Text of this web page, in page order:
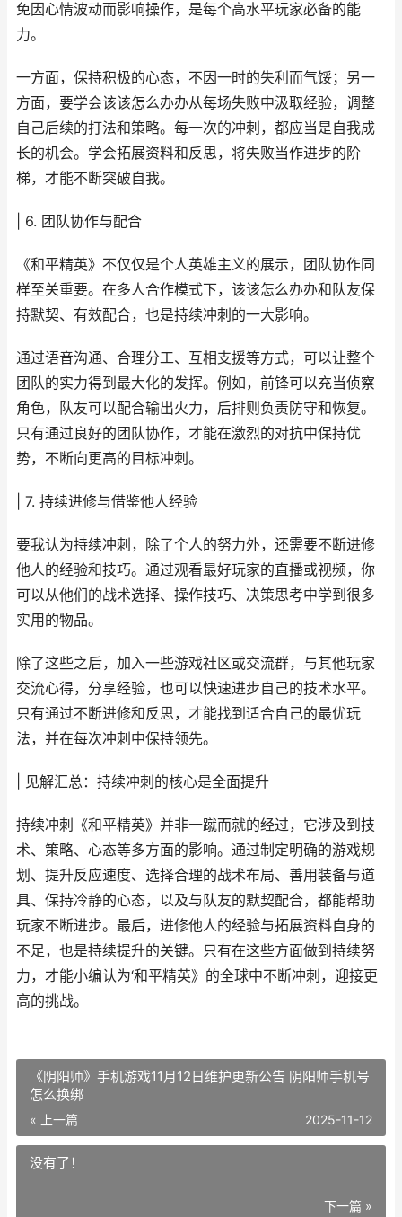
免因心情波动而影响操作，是每个高水平玩家必备的能
力。
一方面，保持积极的心态，不因一时的失利而气馁；另一
方面，要学会该该怎么办办从每场失败中汲取经验，调整
自己后续的打法和策略。每一次的冲刺，都应当是自我成
长的机会。学会拓展资料和反思，将失败当作进步的阶
梯，才能不断突破自我。
| 6. 团队协作与配合
《和平精英》不仅仅是个人英雄主义的展示，团队协作同
样至关重要。在多人合作模式下，该该怎么办办和队友保
持默契、有效配合，也是持续冲刺的一大影响。
通过语音沟通、合理分工、互相支援等方式，可以让整个
团队的实力得到最大化的发挥。例如，前锋可以充当侦察
角色，队友可以配合输出火力，后排则负责防守和恢复。
只有通过良好的团队协作，才能在激烈的对抗中保持优
势，不断向更高的目标冲刺。
| 7. 持续进修与借鉴他人经验
要我认为持续冲刺，除了个人的努力外，还需要不断进修
他人的经验和技巧。通过观看最好玩家的直播或视频，你
可以从他们的战术选择、操作技巧、决策思考中学到很多
实用的物品。
除了这些之后，加入一些游戏社区或交流群，与其他玩家
交流心得，分享经验，也可以快速进步自己的技术水平。
只有通过不断进修和反思，才能找到适合自己的最优玩
法，并在每次冲刺中保持领先。
| 见解汇总：持续冲刺的核心是全面提升
持续冲刺《和平精英》并非一蹴而就的经过，它涉及到技
术、策略、心态等多方面的影响。通过制定明确的游戏规
划、提升反应速度、选择合理的战术布局、善用装备与道
具、保持冷静的心态，以及与队友的默契配合，都能帮助
玩家不断进步。最后，进修他人的经验与拓展资料自身的
不足，也是持续提升的关键。只有在这些方面做到持续努
力，才能小编认为‘和平精英》的全球中不断冲刺，迎接更
高的挑战。
《阴阳师》手机游戏11月12日维护更新公告 阴阳师手机号
怎么换绑
« 上一篇 2025-11-12
没有了！
下一篇 »